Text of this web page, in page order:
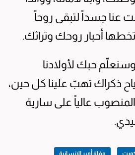
عنا جسداً لتبقى روحاً
أحبار روحك وتراثك.
حبك لأولادنا
ذكراك تهبّ علينا كل حين،
عالياً على سارية
وفاة أمير الإنسانية